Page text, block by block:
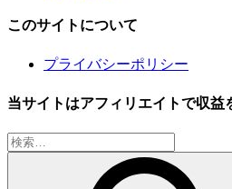
このサイトについて
プライバシーポリシー
当サイトはアフィリエイトで収益
検
索: